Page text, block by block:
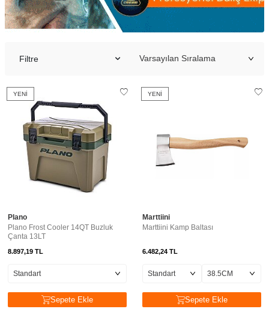
Filtre
YENI
Plano
Plano Frost Cooler 14QT Buzluk
Çanta 13LT
8.897,19 TL
Sepete Ekle
YENI
Marttiini
Marttiini Kamp Baltası
6.482,24 TL
Sepete Ekle